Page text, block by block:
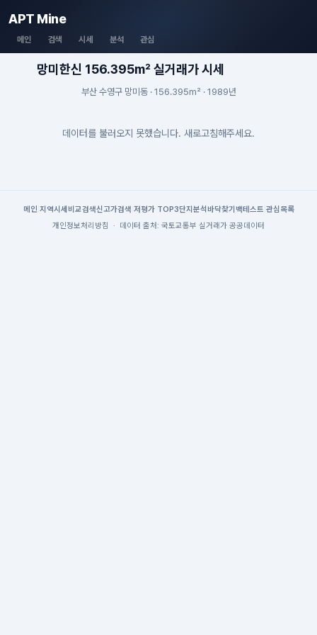
APT Mine
메인 검색 시세 분석 관심
망미한신 156.395m² 실거래가 시세
부산 수영구 망미동 · 156.395m² · 1989년
데이터를 불러오지 못했습니다. 새로고침해주세요.
메인| 지역시세 비교검색신고가검색 저평가 TOP3단지분석 바닥찾기 백테스트 관심목록
개인정보처리방침
· 데이터 출처: 국토교통부 실거래가 공공데이터